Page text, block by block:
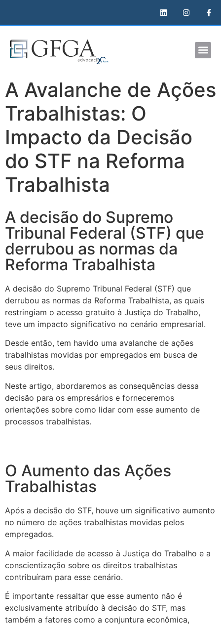
A Avalanche de Ações
Trabalhistas: O
Impacto da Decisão
do STF na Reforma
Trabalhista
A decisão do Supremo
Tribunal Federal (STF) que
derrubou as normas da
Reforma Trabalhista
A decisão do Supremo Tribunal Federal (STF) que
derrubou as normas da Reforma Trabalhista, as quais
restringiam o acesso gratuito à Justiça do Trabalho,
teve um impacto significativo no cenário empresarial.
Desde então, tem havido uma avalanche de ações
trabalhistas movidas por empregados em busca de
seus direitos.
Neste artigo, abordaremos as consequências dessa
decisão para os empresários e forneceremos
orientações sobre como lidar com esse aumento de
processos trabalhistas.
O Aumento das Ações
Trabalhistas
Após a decisão do STF, houve um significativo aumento
no número de ações trabalhistas movidas pelos
empregados.
A maior facilidade de acesso à Justiça do Trabalho e a
conscientização sobre os direitos trabalhistas
contribuíram para esse cenário.
É importante ressaltar que esse aumento não é
exclusivamente atribuído à decisão do STF, mas
também a fatores como a conjuntura econômica,